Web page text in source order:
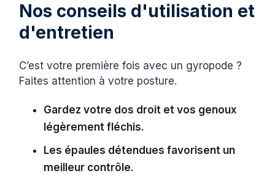
Nos conseils d'utilisation et
d'entretien
C’est votre première fois avec un gyropode ?
Faites attention à votre posture.
Gardez votre dos droit et vos genoux
légèrement fléchis.
Les épaules détendues favorisent un
meilleur contrôle.